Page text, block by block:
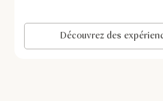
Découvrez des